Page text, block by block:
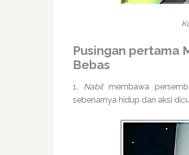
Pusingan pertama
Bebas
1. Nabil membawa
sebenarnya hidup dan aksi